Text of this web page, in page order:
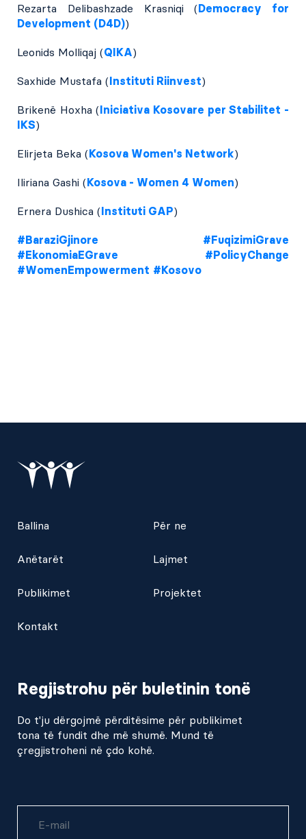
Rezarta Delibashzade Krasniqi (Democracy for
Development (D4D))
Leonids Molliqaj (QIKA)
Saxhide Mustafa (Instituti Riinvest)
Brikenë Hoxha (Iniciativa Kosovare per Stabilitet -
IKS)
Elirjeta Beka (Kosova Women's Network)
Iliriana Gashi (Kosova - Women 4 Women)
Ernera Dushica (Instituti GAP)
#BaraziGjinore
#FuqizimiGrave
#EkonomiaEGrave
#PolicyChange
#WomenEmpowerment #Kosovo
Ballina Për ne
Anëtarët Lajmet
Publikimet Projektet
Kontakt
Regjistrohu për buletinin tonë
Do t'ju dërgojmë përditësime për publikimet
tona të fundit dhe më shumë. Mund të
çregjistroheni në çdo kohë.